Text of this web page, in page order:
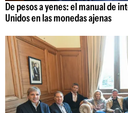
De pesos a yenes: el manual de
Unidos en las monedas ajenas